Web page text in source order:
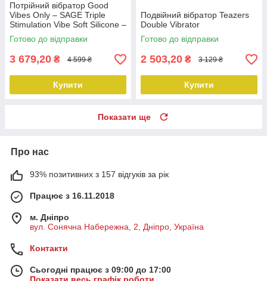
Потрійний вібратор Good
Vibes Only – SAGE Triple
Stimulation Vibe Soft Silicone –
Blue, манливий рух
Готово до відправки
3 679,20 ₴ 4 599 ₴
Купити
Подвійний вібратор Teazers
Double Vibrator
Готово до відправки
2 503,20 ₴ 3 129 ₴
Купити
Показати ще
Про нас
93% позитивних з 157 відгуків за рік
Працює з 16.11.2018
м. Дніпро
вул. Сонячна Набережна, 2, Дніпро, Україна
Контакти
Сьогодні працює з 09:00 до 17:00